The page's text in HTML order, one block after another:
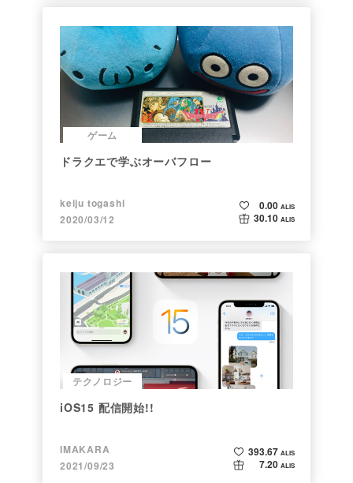
ゲーム
ドラクエで学ぶオーバフロー
keiju togashi
2020/03/12
0.00 ALIS
30.10 ALIS
テクノロジー
iOS15 配信開始!!
IMAKARA
2021/09/23
393.67 ALIS
7.20 ALIS